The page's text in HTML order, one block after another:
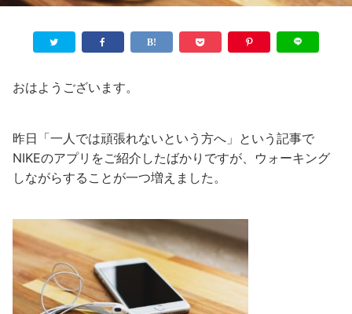
おはようございます。
昨日「一人では頑張れないという方へ」という記事で
NIKEのアプリをご紹介したばかりですが、ウォーキング
しながらすることが一つ増えました。